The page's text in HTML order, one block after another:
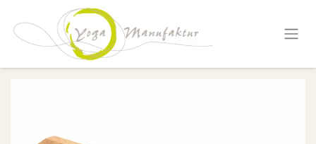
Zum Inhalt springen